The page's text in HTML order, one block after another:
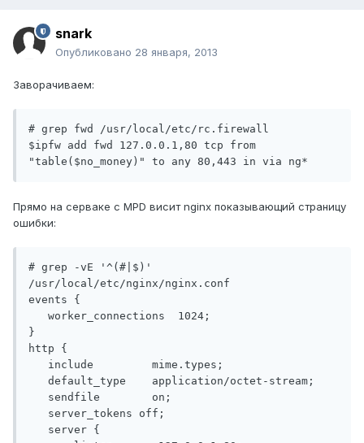
snark
Опубликовано 28 января, 2013
Заворачиваем:
# grep fwd /usr/local/etc/rc.firewall
$ipfw add fwd 127.0.0.1,80 tcp from
Прямо на серваке с MPD висит nginx показывающий страницу
ошибки:
# grep -vE '^(#|$)'
/usr/local/etc/nginx/nginx.conf
events {
}
http {